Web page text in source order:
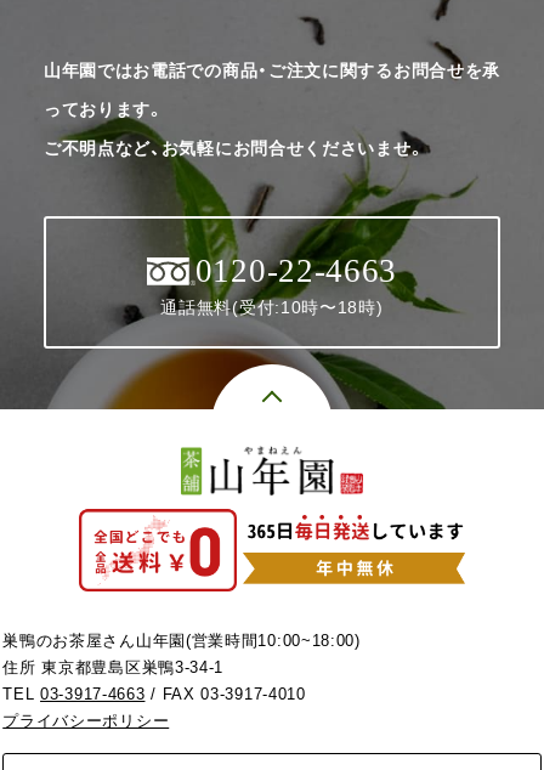
山年園ではお電話での商品・ご注文に関するお問合せを承
っております。
ご不明点など、お気軽にお問合せくださいませ。
0120-22-4663
通話無料(受付:10時〜18時)
巣鴨のお茶屋さん山年園(営業時間10:00~18:00)
住所 東京都豊島区巣鴨3-34-1
TEL03-3917-4663 / FAX 03-3917-4010
プライバシーポリシー